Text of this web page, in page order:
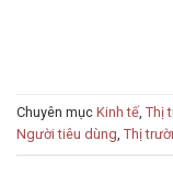
Chuyên mục Kinh tế, Thị
Người tiêu dùng, Thị